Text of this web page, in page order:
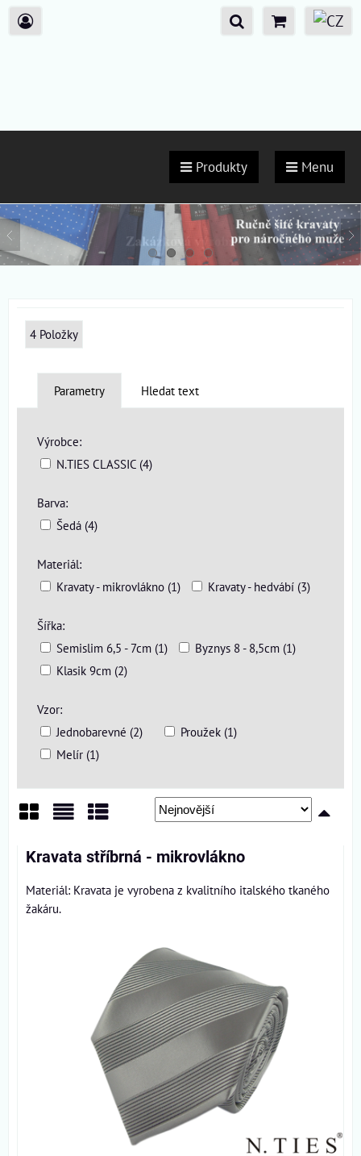
Produkty Menu
4 Položky
Parametry Hledat text
Výrobce:
N.TIES CLASSIC (4)
Barva:
Šedá (4)
Materiál:
Kravaty - mikrovlákno (1)
Kravaty - hedvábí (3)
Šířka:
Semislim 6,5 - 7cm (1)
Byznys 8 - 8,5cm (1)
Klasik 9cm (2)
Vzor:
Jednobarevné (2)
Proužek (1)
Melír (1)
Kravata stříbrná - mikrovlákno
Materiál: Kravata je vyrobena z kvalitního italského tkaného
žakáru.